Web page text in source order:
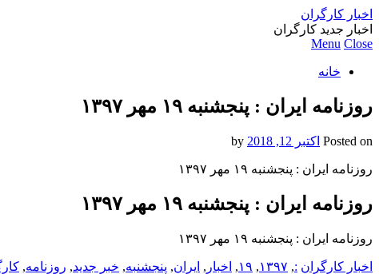
اخبار کارگران
اخبار جدید کارگران
Menu Close
خانه
روزنامه ایران : پنجشنبه ۱۹ مهر ۱۳۹۷
Posted on اکتبر 12, 2018
روزنامه ایران : پنجشنبه ۱۹ مهر ۱۳۹۷
روزنامه ایران : پنجشنبه ۱۹ مهر ۱۳۹۷
روزنامه ایران : پنجشنبه ۱۹ مهر ۱۳۹۷
اخبار کارگران :
, ۱۳۹۷, ۱۹, اخبار , ایران, پنجشنبه, خبر جدید, روزنامه,